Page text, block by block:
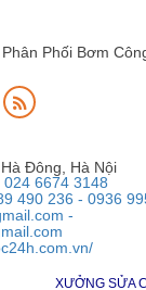
Phối Bơm
Đông, Hà Nội
6674 3148
490 236 - 0936
-
XƯỞNG SỬA